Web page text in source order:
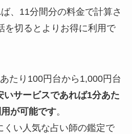
、11分間分の料金で計算さ
を切るとよりお得に利用で
たり100円台から1,000円台
いサービスであれば1分あた
が可能です。
くい人気な占い師の鑑定で